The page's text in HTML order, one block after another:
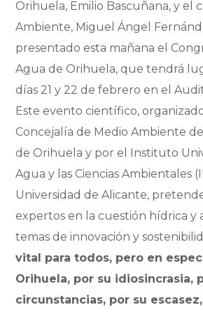
Orihuela, Emilio Bascuñana, y el
Ambiente, Miguel Ángel
presentado esta mañana el
Agua de Orihuela, que tendrá
días 21 y 22 de febrero en el
Este evento científico,
Concejalía de Medio Ambiente
de Orihuela y por el Instituto
Agua y las Ciencias Ambientales
Universidad de Alicante,
expertos en la cuestión hídrica y
temas de innovación y
vital para todos, pero en
Orihuela, por su idiosincrasia,
circunstancias, por su